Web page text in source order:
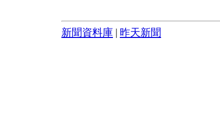
新聞資料庫 昨天新聞